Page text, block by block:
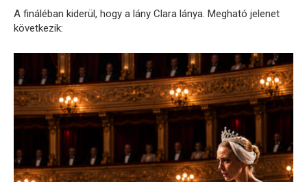
A fináléban kiderül, hogy a lány Clara lánya. Megható jelenet
következik: